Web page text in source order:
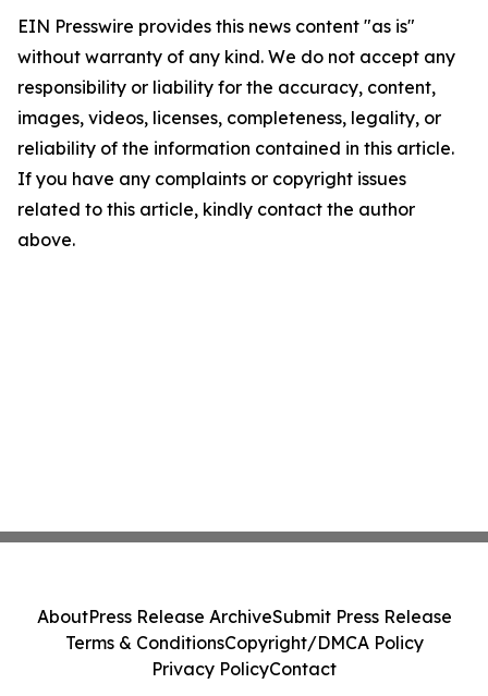
EIN Presswire provides this news content "as is"
without warranty of any kind. We do not accept any
responsibility or liability for the accuracy, content,
images, videos, licenses, completeness, legality, or
reliability of the information contained in this article.
If you have any complaints or copyright issues
related to this article, kindly contact the author
above.
AboutPress Release ArchiveSubmit Press Release
Terms & ConditionsCopyright/DMCA Policy
Privacy PolicyContact